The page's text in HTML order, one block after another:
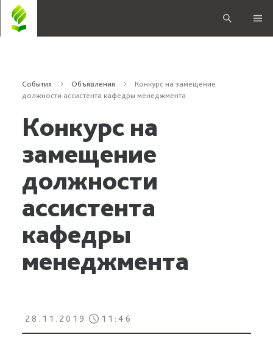
События Объявления
Конкурс на замещение
должности ассистента кафедры менеджмента
Конкурс на
замещение
должности
ассистента
кафедры
менеджмента
28.11.2019 11:46